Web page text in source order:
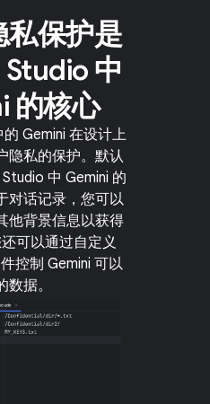
保护是
中
的核心
Gemini 在设计上
隐私的保护。默认
中 Gemini 的
对话记录，您可以
他背景信息以获得
可以通过自定义
控制 Gemini 可以
数据。